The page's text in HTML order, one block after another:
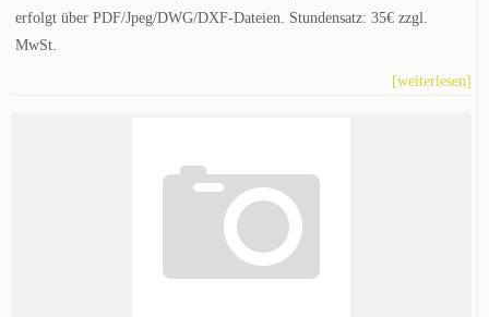
erfolgt über PDF/Jpeg/DWG/DXF-Dateien. Stundensatz: 35€ zzgl.
MwSt.
[weiterlesen]